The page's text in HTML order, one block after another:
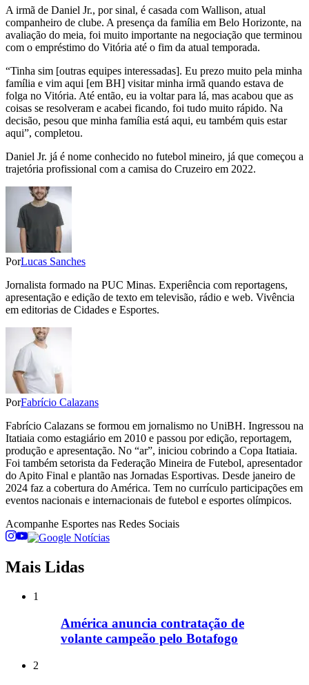
A irmã de Daniel Jr., por sinal, é casada com Wallison, atual
companheiro de clube. A presença da família em Belo Horizonte, na
avaliação do meia, foi muito importante na negociação que terminou
com o empréstimo do Vitória até o fim da atual temporada.
“Tinha sim [outras equipes interessadas]. Eu prezo muito pela minha
família e vim aqui [em BH] visitar minha irmã quando estava de
folga no Vitória. Até então, eu ia voltar para lá, mas acabou que as
coisas se resolveram e acabei ficando, foi tudo muito rápido. Na
decisão, pesou que minha família está aqui, eu também quis estar
aqui”, completou.
Daniel Jr. já é nome conhecido no futebol mineiro, já que começou a
trajetória profissional com a camisa do Cruzeiro em 2022.
PorLucas Sanches
Jornalista formado na PUC Minas. Experiência com reportagens,
apresentação e edição de texto em televisão, rádio e web. Vivência
em editorias de Cidades e Esportes.
PorFabrício Calazans
Fabrício Calazans se formou em jornalismo no UniBH. Ingressou na
Itatiaia como estagiário em 2010 e passou por edição, reportagem,
produção e apresentação. No “ar”, iniciou cobrindo a Copa Itatiaia.
Foi também setorista da Federação Mineira de Futebol, apresentador
do Apito Final e plantão nas Jornadas Esportivas. Desde janeiro de
2024 faz a cobertura do América. Tem no currículo participações em
eventos nacionais e internacionais de futebol e esportes olímpicos.
Acompanhe Esportes nas Redes Sociais
Mais Lidas
1
América anuncia contratação de
volante campeão pelo Botafogo
2